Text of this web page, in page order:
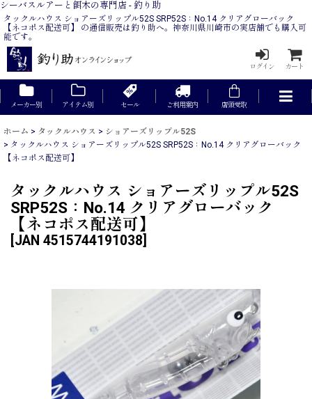
シーバスルアーと餌木の専門店 - 釣り助
タックルハウス ショアーズリップル52S SRP52S：No.14 クリアグローバック
【ネコポス配送可】 の通信販売は釣り助へ。神奈川県川崎市の実店舗でも購入可
能です。
ログイン カート
メーカー別 アイテム別 セール ご利用案内 店頭受取
ホーム > タックルハウス > ショアーズリップル52S
> タックルハウス ショアーズリップル52S SRP52S：No.14 クリアグローバック
【ネコポス配送可】
タックルハウス ショアーズリップル52S
SRP52S：No.14 クリアグローバック
【ネコポス配送可】
JAN 4515744191038